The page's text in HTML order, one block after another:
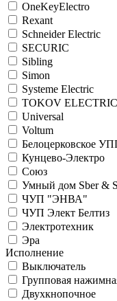
OneKeyElectro
Rexant
Schneider Electric
SECURIC
Sibling
Simon
Systeme Electric
TOKOV ELECTRIC
Universal
Voltum
Белоцерковское
Кунцево-Электро
Союз
Умный дом Sber &
ЧУП "ЭНВА"
ЧУП Элект Белтиз
Электротехник
Эра
Исполнение
Выключатель
Групповая
Двухкнопочное